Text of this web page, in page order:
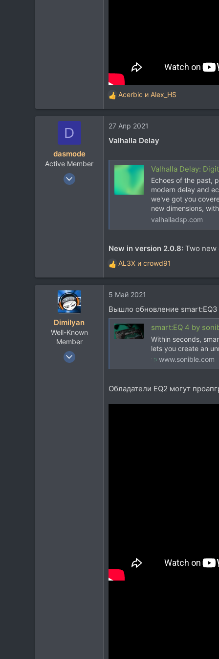
Р
е
к
и
Acerbic и Alex_HS
D
dasmode
Active Member
24 Окт 2020
27 Апр 2021
Valhalla Delay
Valhalla Delay:
Echoes of the past,
modern delay and
we've got you
new dimensions,
valhalladsp.com
New in version 2.0.8: Two new
Р
е
к
ц
и
AL3X и crowd91
Dimilyan
Well-Known
Member
23 Янв 2008
5 Май 2021
Вышло обновление smart:EQ3
smart:EQ 4 by
Within seconds,
lets you create an
www.sonible.com
Обладатели EQ2 могут